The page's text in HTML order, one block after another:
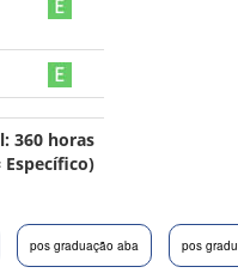
360 horas
pos graduação aba pos